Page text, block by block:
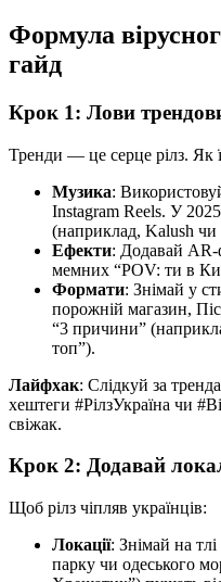
Формула
гайд
Крок 1: Лови
Тренди — це серце рілз. Як
Музика:
Instagram Reels. У 2025
(наприклад, Kalush чи
Ефекти: Додавай AR-
мемних “POV: ти в
Формати: Знімай у
порожній магазин,
“3 причини”
топ”).
Лайфхак: Слідкуй за
хештеги #РілзУкраїна чи
свіжак.
Крок 2: Додавай
Щоб рілз чіпляв українців:
Локації: Знімай на
парку чи одеського